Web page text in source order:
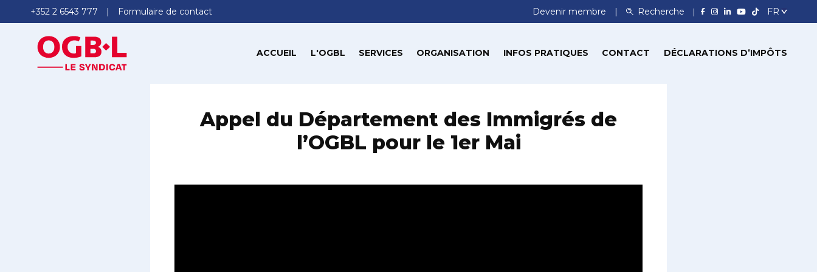
+352 2 6543 777 Formulaire de contact Devenir membre Recherche
ACCUEIL L'OGBL SERVICES ORGANISATION INFOS PRATIQUES CONTACT DÉCLARATIONS D’IMPÔTS
Appel du Département des Immigrés de
l’OGBL pour le 1er Mai